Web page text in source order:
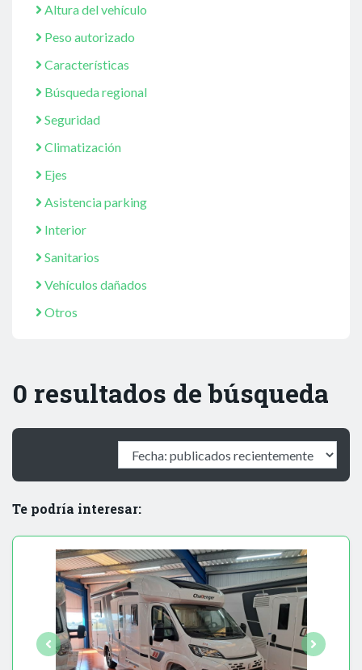
Altura del vehículo
Peso autorizado
Características
Búsqueda regional
Seguridad
Climatización
Ejes
Asistencia parking
Interior
Sanitarios
Vehículos dañados
Otros
0 resultados de búsqueda
Te podría interesar: